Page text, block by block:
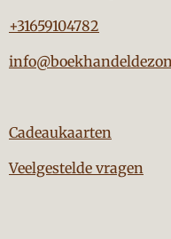
+31659104782
Cadeaukaarten
Veelgestelde vragen